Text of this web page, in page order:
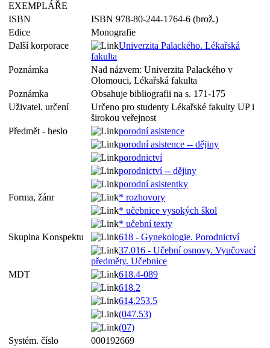
EXEMPLÁŘE
ISBN
ISBN 978-80-244-1764-6 (brož.)
Edice
Monografie
Další korporace
Univerzita Palackého. Lékařská
fakulta
Poznámka
Nad názvem: Univerzita Palackého v
Olomouci, Lékařská fakulta
Poznámka
Obsahuje bibliografii na s. 171-175
Uživatel. určení
Určeno pro studenty Lékařské fakulty UP i
širokou veřejnost
Předmět - heslo
porodní asistence
porodní asistence -- dějiny
porodnictví
porodnictví -- dějiny
porodní asistentky
Forma, žánr
* rozhovory
* učebnice vysokých škol
* učební texty
Skupina Konspektu
618 - Gynekologie. Porodnictví
37.016 - Učební osnovy. Vyučovací
předměty. Učebnice
MDT
618.4-089
618.2
614.253.5
(047.53)
(07)
Systém. číslo
000192669